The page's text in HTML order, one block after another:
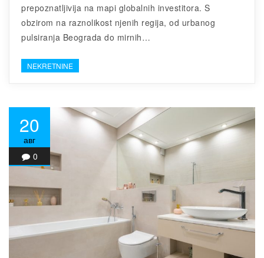
prepoznatljivija na mapi globalnih investitora. S
obzirom na raznolikost njenih regija, od urbanog
pulsiranja Beograda do mirnih…
NEKRETNINE
20
авг
0